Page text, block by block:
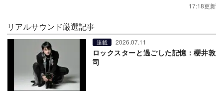
17:18更新
リアルサウンド厳選記事
連載 2026.07.11
ロックスターと過ごした記憶：櫻井敦
司